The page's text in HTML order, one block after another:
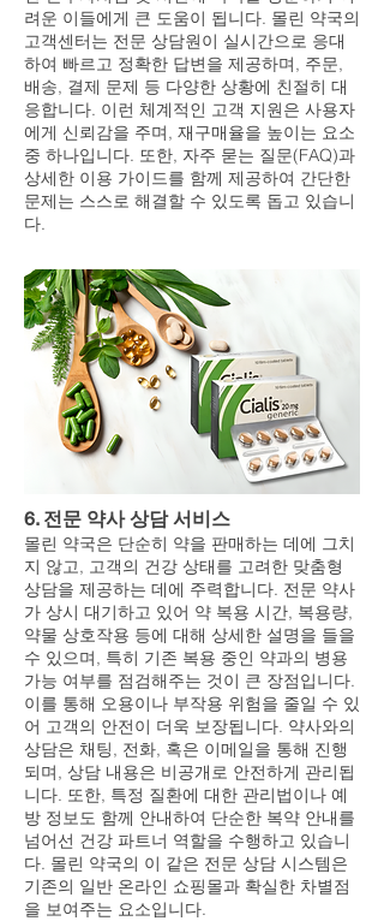
려운 이들에게 큰 도움이 됩니다. 몰린 약국의
고객센터는 전문 상담원이 실시간으로 응대
하여 빠르고 정확한 답변을 제공하며, 주문,
배송, 결제 문제 등 다양한 상황에 친절히 대
응합니다. 이런 체계적인 고객 지원은 사용자
에게 신뢰감을 주며, 재구매율을 높이는 요소
중 하나입니다. 또한, 자주 묻는 질문(FAQ)과
상세한 이용 가이드를 함께 제공하여 간단한
문제는 스스로 해결할 수 있도록 돕고 있습니
다.
6. 전문 약사 상담 서비스
몰린 약국은 단순히 약을 판매하는 데에 그치
지 않고, 고객의 건강 상태를 고려한 맞춤형
상담을 제공하는 데에 주력합니다. 전문 약사
가 상시 대기하고 있어 약 복용 시간, 복용량,
약물 상호작용 등에 대해 상세한 설명을 들을
수 있으며, 특히 기존 복용 중인 약과의 병용
가능 여부를 점검해주는 것이 큰 장점입니다.
이를 통해 오용이나 부작용 위험을 줄일 수 있
어 고객의 안전이 더욱 보장됩니다. 약사와의
상담은 채팅, 전화, 혹은 이메일을 통해 진행
되며, 상담 내용은 비공개로 안전하게 관리됩
니다. 또한, 특정 질환에 대한 관리법이나 예
방 정보도 함께 안내하여 단순한 복약 안내를
넘어선 건강 파트너 역할을 수행하고 있습니
다. 몰린 약국의 이 같은 전문 상담 시스템은
기존의 일반 온라인 쇼핑몰과 확실한 차별점
을 보여주는 요소입니다.